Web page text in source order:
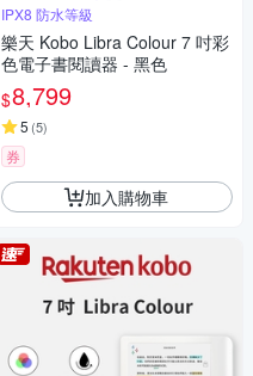
IPX8 防水等級
樂天 Kobo Libra Colour 7 吋彩
色電子書閱讀器 - 黑色
$8,799
5 (5)
券
加入購物車